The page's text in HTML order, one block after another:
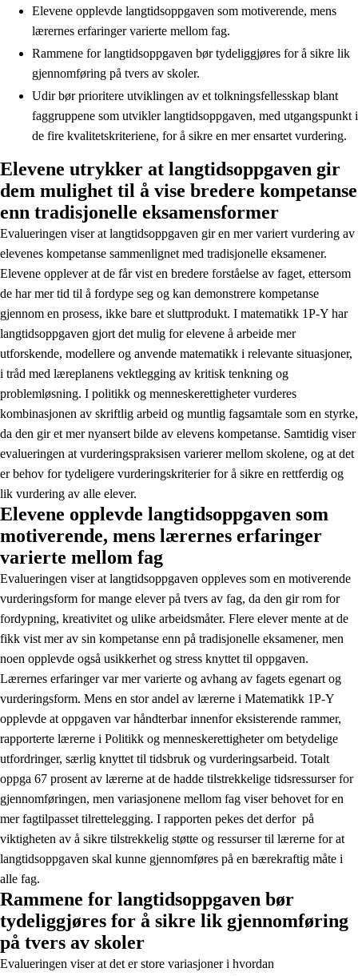
Elevene opplevde langtidsoppgaven som motiverende, mens
lærernes erfaringer varierte mellom fag.
Rammene for langtidsoppgaven bør tydeliggjøres for å sikre lik
gjennomføring på tvers av skoler.
Udir bør prioritere utviklingen av et tolkningsfellesskap blant
faggruppene som utvikler langtidsoppgaven, med utgangspunkt i
de fire kvalitetskriteriene, for å sikre en mer ensartet vurdering.
Elevene utrykker at langtidsoppgaven gir
dem mulighet til å vise bredere kompetanse
enn tradisjonelle eksamensformer
Evalueringen viser at langtidsoppgaven gir en mer variert vurdering av
elevenes kompetanse sammenlignet med tradisjonelle eksamener.
Elevene opplever at de får vist en bredere forståelse av faget, ettersom
de har mer tid til å fordype seg og kan demonstrere kompetanse
gjennom en prosess, ikke bare et sluttprodukt. I matematikk 1P-Y har
langtidsoppgaven gjort det mulig for elevene å arbeide mer
utforskende, modellere og anvende matematikk i relevante situasjoner,
i tråd med læreplanens vektlegging av kritisk tenkning og
problemløsning. I politikk og menneskerettigheter vurderes
kombinasjonen av skriftlig arbeid og muntlig fagsamtale som en styrke,
da den gir et mer nyansert bilde av elevens kompetanse. Samtidig viser
evalueringen at vurderingspraksisen varierer mellom skolene, og at det
er behov for tydeligere vurderingskriterier for å sikre en rettferdig og
lik vurdering av alle elever.
Elevene opplevde langtidsoppgaven som
motiverende, mens lærernes erfaringer
varierte mellom fag
Evalueringen viser at langtidsoppgaven oppleves som en motiverende
vurderingsform for mange elever på tvers av fag, da den gir rom for
fordypning, kreativitet og ulike arbeidsmåter. Flere elever mente at de
fikk vist mer av sin kompetanse enn på tradisjonelle eksamener, men
noen opplevde også usikkerhet og stress knyttet til oppgaven.
Lærernes erfaringer var mer varierte og avhang av fagets egenart og
vurderingsform. Mens en stor andel av lærerne i Matematikk 1P-Y
opplevde at oppgaven var håndterbar innenfor eksisterende rammer,
rapporterte lærerne i Politikk og menneskerettigheter om betydelige
utfordringer, særlig knyttet til tidsbruk og vurderingsarbeid. Totalt
oppga 67 prosent av lærerne at de hadde tilstrekkelige tidsressurser for
gjennomføringen, men variasjonene mellom fag viser behovet for en
mer fagtilpasset tilrettelegging. I rapporten pekes det derfor på
viktigheten av å sikre tilstrekkelig støtte og ressurser til lærerne for at
langtidsoppgaven skal kunne gjennomføres på en bærekraftig måte i
alle fag.
Rammene for langtidsoppgaven bør
tydeliggjøres for å sikre lik gjennomføring
på tvers av skoler
Evalueringen viser at det er store variasjoner i hvordan